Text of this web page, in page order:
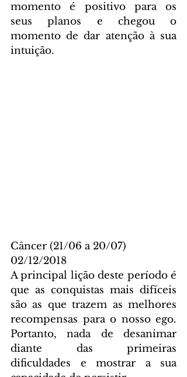
momento é positivo para os
seus planos e chegou o
momento de dar atenção à sua
intuição.
Câncer (21/06 a 20/07)
02/12/2018
A principal lição deste período é
que as conquistas mais difíceis
são as que trazem as melhores
recompensas para o nosso ego.
Portanto, nada de desanimar
diante das primeiras
dificuldades e mostrar a sua